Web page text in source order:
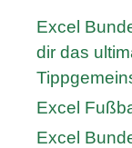
Excel
dir das
Excel
Excel